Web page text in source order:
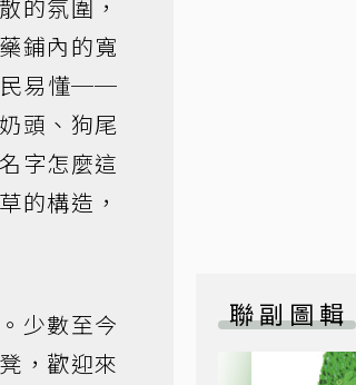
的氛圍，
鋪內的寬
民易懂──
頭、狗尾
字怎麼這
的構造，
少數至今
，歡迎來
聯副圖輯